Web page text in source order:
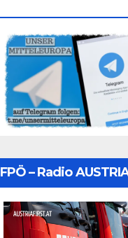
FPÖ – Radio